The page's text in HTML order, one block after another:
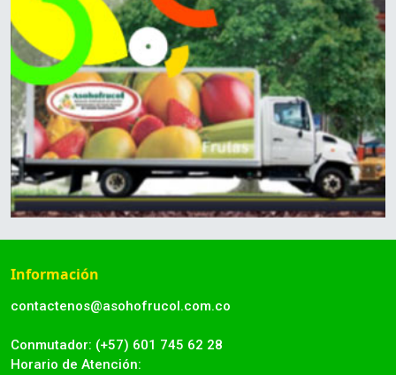
Información
contactenos@asohofrucol.com.co
Conmutador: (+57) 601 745 62 28
Horario de Atención: